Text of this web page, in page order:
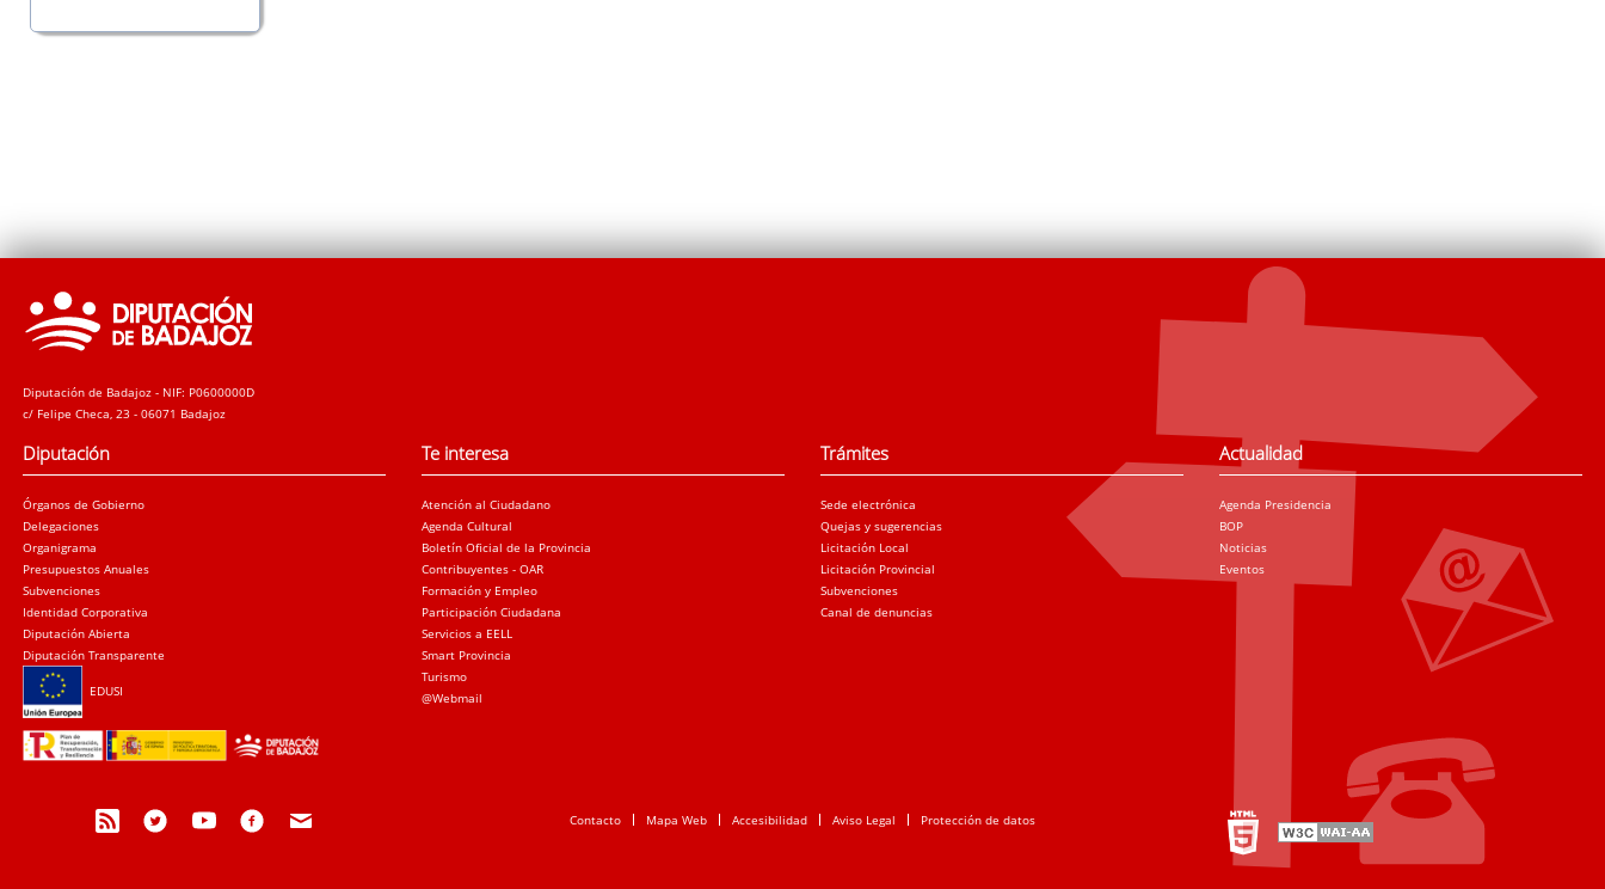
Diputación de Badajoz - NIF: P0600000D
c/ Felipe Checa, 23 - 06071 Badajoz
Diputación
Órganos de Gobierno
Delegaciones
Organigrama
Presupuestos Anuales
Subvenciones
Identidad Corporativa
Diputación Abierta
Diputación Transparente
EDUSI
Te interesa
Atención al Ciudadano
Agenda Cultural
Boletín Oficial de la Provincia
Contribuyentes - OAR
Formación y Empleo
Participación Ciudadana
Servicios a EELL
Smart Provincia
Turismo
@Webmail
Trámites
Sede electrónica
Quejas y sugerencias
Licitación Local
Licitación Provincial
Subvenciones
Canal de denuncias
Actualidad
Agenda Presidencia
BOP
Noticias
Eventos
Contacto Mapa Web Accesibilidad Aviso Legal Protección de datos